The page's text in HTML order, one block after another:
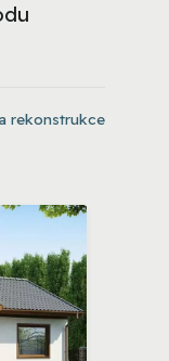
rekonstrukce